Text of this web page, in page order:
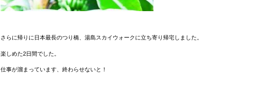
さらに帰りに日本最長のつり橋、湯島スカイウォークに立ち寄り帰宅しました。
楽しめた2日間でした。
仕事が溜まっています、終わらせないと！